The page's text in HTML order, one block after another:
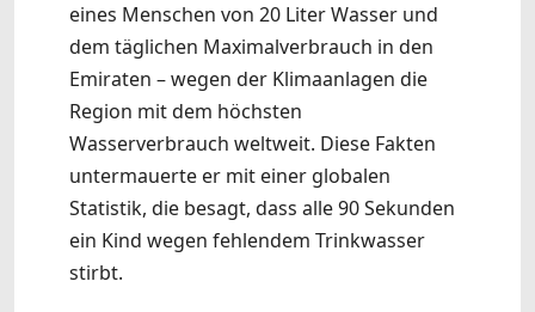
eines Menschen von 20 Liter Wasser und
dem täglichen Maximalverbrauch in den
Emiraten – wegen der Klimaanlagen die
Region mit dem höchsten
Wasserverbrauch weltweit. Diese Fakten
untermauerte er mit einer globalen
Statistik, die besagt, dass alle 90 Sekunden
ein Kind wegen fehlendem Trinkwasser
stirbt.